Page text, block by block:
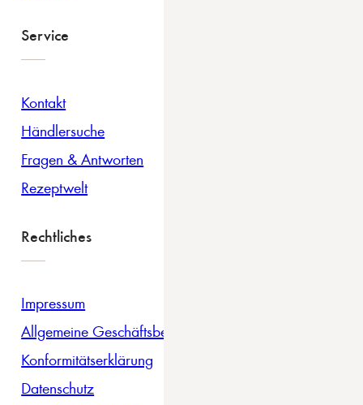
Service
Kontakt
Händlersuche
Fragen & Antworten
Rezeptwelt
Rechtliches
Impressum
Allgemeine Geschäftsbedingungen
Konformitätserklärung
Datenschutz